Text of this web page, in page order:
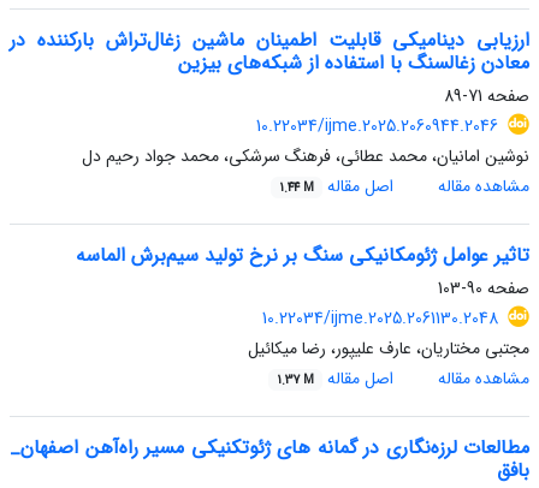
ارزیابی دینامیکی قابلیت اطمینان ماشین زغال‌تراش بارکننده در
معادن زغالسنگ با استفاده از شبکه‌های بیزین
صفحه 71-89
10.22034/ijme.2025.2060944.2046
نوشین امانیان، محمد عطائی، فرهنگ سرشکی، محمد جواد رحیم دل
مشاهده مقاله
اصل مقاله 1.44 M
تاثیر عوامل ژئومکانیکی سنگ بر نرخ تولید سیم‌برش الماسه
صفحه 90-103
10.22034/ijme.2025.2061130.2048
مجتبی مختاریان، عارف علیپور، رضا میکائیل
مشاهده مقاله
اصل مقاله 1.37 M
مطالعات لرزه‌نگاری در گمانه های ژئوتکنیکی مسیر راه‌آهن اصفهان_
بافق